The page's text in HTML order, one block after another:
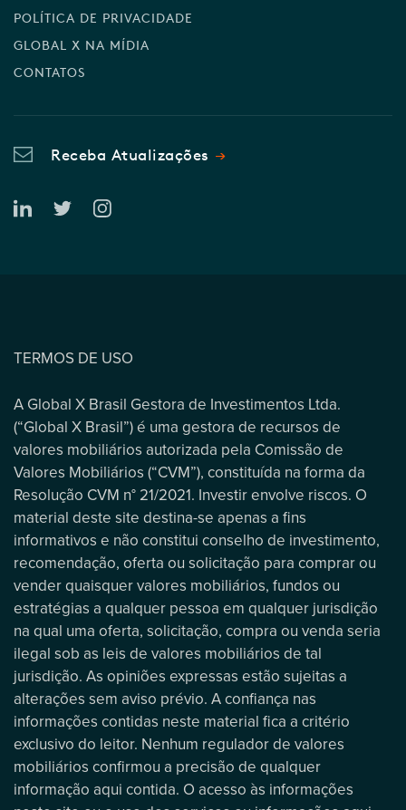
POLÍTICA DE PRIVACIDADE
GLOBAL X NA MÍDIA
CONTATOS
Receba Atualizações
TERMOS DE USO
A Global X Brasil Gestora de Investimentos Ltda.
(“Global X Brasil”) é uma gestora de recursos de
valores mobiliários autorizada pela Comissão de
Valores Mobiliários (“CVM”), constituída na forma da
Resolução CVM n° 21/2021. Investir envolve riscos. O
material deste site destina-se apenas a fins
informativos e não constitui conselho de investimento,
recomendação, oferta ou solicitação para comprar ou
vender quaisquer valores mobiliários, fundos ou
estratégias a qualquer pessoa em qualquer jurisdição
na qual uma oferta, solicitação, compra ou venda seria
ilegal sob as leis de valores mobiliários de tal
jurisdição. As opiniões expressas estão sujeitas a
alterações sem aviso prévio. A confiança nas
informações contidas neste material fica a critério
exclusivo do leitor. Nenhum regulador de valores
mobiliários confirmou a precisão de qualquer
informação aqui contida. O acesso às informações